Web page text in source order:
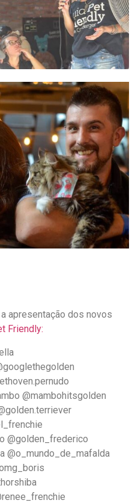
apresentação dos novos
Friendly:
@mambohitsgolden
@golden_frederico
@o_mundo_de_mafalda